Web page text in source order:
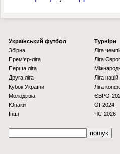
Українcький футбол
Збірна
Прем'єр-ліга
Перша ліга
Друга ліга
Кубок України
Молодіжка
Юнаки
Інші
Турніри
Ліга
Ліга
Ліга націй
Ліга
ЄВРО-
OI-2024
ЧС-2026